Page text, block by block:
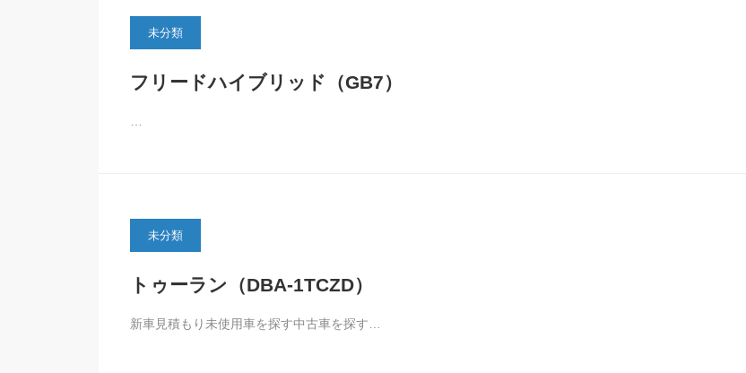
未分類
フリードハイブリッド（GB7）
未分類
トゥーラン（DBA-1TCZD）
新車見積もり未使用車を探す中古車を探す…